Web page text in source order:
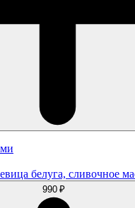
белуга, сливочное
990 ₽